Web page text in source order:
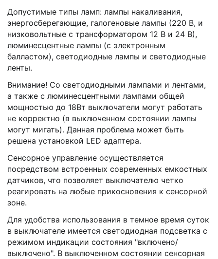
Допустимые типы ламп: лампы накаливания,
энергосберегающие, галогеновые лампы (220 В, и
низковольтные с трансформатором 12 В и 24 В),
люминесцентные лампы (с электронным
балластом), светодиодные лампы и светодиодные
ленты.
Внимание! Со светодиодными лампами и лентами,
а также с люминесцентными лампами общей
мощностью до 18Вт выключатели могут работать
не корректно (в выключенном состоянии лампы
могут мигать). Данная проблема может быть
решена установкой LED адаптера.
Сенсорное управление осуществляется
посредством встроенных современных емкостных
датчиков, что позволяет выключателю четко
реагировать на любые прикосновения к сенсорной
зоне.
Для удобства использования в темное время суток
в выключателе имеется светодиодная подсветка с
режимом индикации состояния "включено/
выключено". В выключенном состоянии сенсорная